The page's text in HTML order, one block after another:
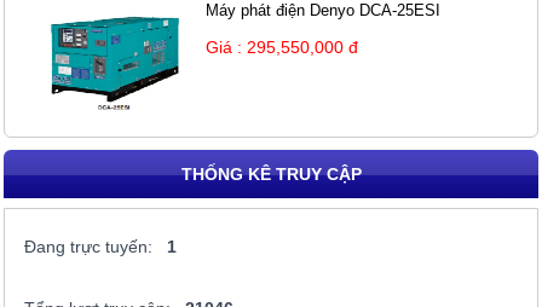
Máy phát điện Denyo DCA-25ESI
Giá : 295,550,000 đ
THỐNG KÊ TRUY CẬP
Đang trực tuyến: 1